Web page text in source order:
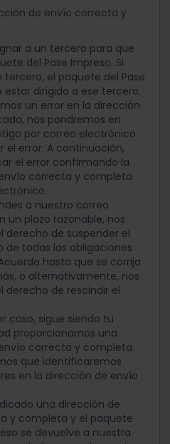
de envío correcta y
a un tercero para que
del Pase Impreso. Si
tercero, el paquete del Pase
estar dirigido a ese tercero.
un error en la dirección
nos pondremos en
por correo electrónico
el error. A continuación,
el error confirmando la
correcta y completa
a nuestro correo
un plazo razonable, nos
derecho de suspender el
de todas las obligaciones
hasta que se corrija
o alternativamente, nos
derecho de rescindir el
caso, sigue siendo tu
proporcionarnos una
correcta y completa.
que identificaremos
en la dirección de envío
una dirección de
y completa y el paquete
se devuelve a nuestra